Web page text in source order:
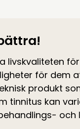
livskvaliteten
för dem
produkt
tinnitus kan
och